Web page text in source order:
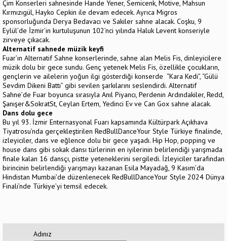
Çim Konserleri sahnesinde Hande Yener, Semicenk, Motive, Mahsun
Kırmızıgül, Hayko Cepkin ile devam edecek. Ayrıca Migros
sponsorluğunda Derya Bedavacı ve Sakiler sahne alacak. Coşku, 9
Eylül’de İzmir’in kurtuluşunun 102’nci yılında Haluk Levent konseriyle
zirveye çıkacak.
Alternatif sahnede müzik keyfi
Fuar’ın Alternatif Sahne konserlerinde, sahne alan Melis Fis, dinleyicilere
müzik dolu bir gece sundu. Genç yetenek Melis Fis, özellikle çocukların,
gençlerin ve ailelerin yoğun ilgi gösterdiği konserde “Kara Kedi”, “Gülü
Sevdim Dikeni Battı” gibi sevilen şarkılarını seslendirdi. Alternatif
Sahne’de Fuar boyunca sırasıyla Anıl Piyancı, Perdenin Ardındakiler, Redd,
Şanışer&SokratSt, Ceylan Ertem, Yedinci Ev ve Can Gox sahne alacak.
Dans dolu gece
Bu yıl 93. İzmir Enternasyonal Fuarı kapsamında Kültürpark Açıkhava
Tiyatrosu’nda gerçekleştirilen RedBullDanceYour Style Türkiye finalinde,
izleyiciler, dans ve eğlence dolu bir gece yaşadı. Hip Hop, popping ve
house dans gibi sokak dansı türlerinin en iyilerinin belirlendiği yarışmada
finale kalan 16 dansçı, pistte yeteneklerini sergiledi. İzleyiciler tarafından
birincinin belirlendiği yarışmayı kazanan Esila Mayadağ, 9 Kasım’da
Hindistan Mumbai'de düzenlenecek RedBullDanceYour Style 2024 Dünya
Finali’nde Türkiye’yi temsil edecek.
Adınız